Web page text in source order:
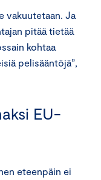
vakuutetaan. Ja
pitää tietää
kohtaa
pelisääntöjä”,
EU-
eteenpäin ei